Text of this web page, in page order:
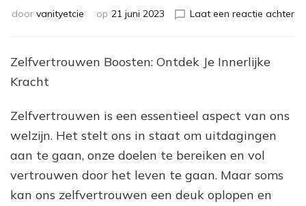
door vanityetcie op 21 juni 2023 Laat een reactie achterop
Zelfvertrouwen Boosten: Ontdek Je Innerlijke
Kracht
Zelfvertrouwen is een essentieel aspect van ons
welzijn. Het stelt ons in staat om uitdagingen
aan te gaan, onze doelen te bereiken en vol
vertrouwen door het leven te gaan. Maar soms
kan ons zelfvertrouwen een deuk oplopen en